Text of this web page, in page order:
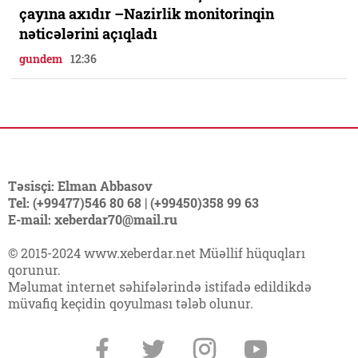
çayına axıdır –Nazirlik monitorinqin
nəticələrini açıqladı
gundem 12:36
Təsisçi: Elman Abbasov
Tel: (+99477)546 80 68 | (+99450)358 99 63
E-mail: xeberdar70@mail.ru
© 2015-2024 www.xeberdar.net Müəllif hüquqları
qorunur.
Məlumat internet səhifələrində istifadə edildikdə
müvafiq keçidin qoyulması tələb olunur.